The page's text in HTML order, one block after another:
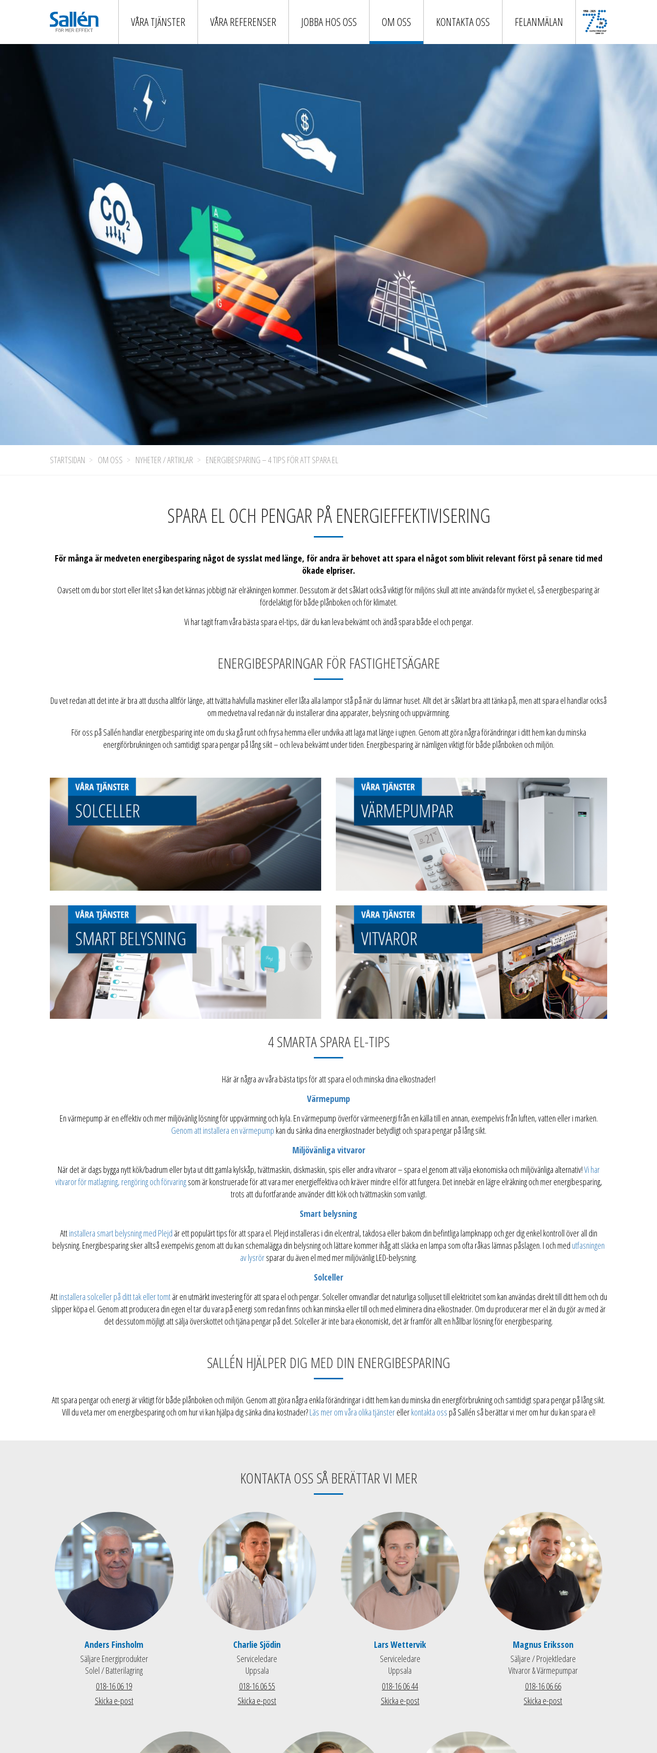
VÅRA TJÄNSTER VÅRA REFERENSER JOBBA HOS OSS OM OSS KONTAKTA OSS FELANMÄLAN
STARTSIDAN OM OSS NYHETER / ARTIKLAR ENERGIBESPARING – 4 TIPS FÖR ATT SPARA EL
SPARA EL OCH PENGAR PÅ ENERGIEFFEKTIVISERING
För många är medveten energibesparing något de sysslat med länge, för andra är behovet att spara el något som blivit relevant först på senare tid med
ökade elpriser.
Oavsett om du bor stort eller litet så kan det kännas jobbigt när elräkningen kommer. Dessutom är det såklart också viktigt för miljöns skull att inte använda för mycket el, så energibesparing är
fördelaktigt för både plånboken och för klimatet.
Vi har tagit fram våra bästa spara el-tips, där du kan leva bekvämt och ändå spara både el och pengar.
ENERGIBESPARINGAR FÖR FASTIGHETSÄGARE
Du vet redan att det inte är bra att duscha alltför länge, att tvätta halvfulla maskiner eller låta alla lampor stå på när du lämnar huset. Allt det är såklart bra att tänka på, men att spara el handlar också
om medvetna val redan när du installerar dina apparater, belysning och uppvärmning.
För oss på Sallén handlar energibesparing inte om du ska gå runt och frysa hemma eller undvika att laga mat länge i ugnen. Genom att göra några förändringar i ditt hem kan du minska
energiförbrukningen och samtidigt spara pengar på lång sikt – och leva bekvämt under tiden. Energibesparing är nämligen viktigt för både plånboken och miljön.
4 SMARTA SPARA EL-TIPS
Här är några av våra bästa tips för att spara el och minska dina elkostnader!
Värmepump
En värmepump är en effektiv och mer miljövänlig lösning för uppvärmning och kyla. En värmepump överför värmeenergi från en källa till en annan, exempelvis från luften, vatten eller i marken.
Genom att installera en värmepump kan du sänka dina energikostnader betydligt och spara pengar på lång sikt.
Miljövänliga vitvaror
När det är dags bygga nytt kök/badrum eller byta ut ditt gamla kylskåp, tvättmaskin, diskmaskin, spis eller andra vitvaror – spara el genom att välja ekonomiska och miljövänliga alternativ!Vi har
vitvaror för matlagning, rengöring och förvaringsom är konstruerade för att vara mer energieffektiva och kräver mindre el för att fungera. Det innebär en lägre elräkning och mer energibesparing,
trots att du fortfarande använder ditt kök och tvättmaskin som vanligt.
Smart belysning
Attinstallera smart belysning med Plejd är ett populärt tips för att spara el. Plejd installeras i din elcentral, takdosa eller bakom din befintliga lampknapp och ger dig enkel kontroll över all din
belysning. Energibesparing sker alltså exempelvis genom att du kan schemalägga din belysning och lättare kommer ihåg att släcka en lampa som ofta råkas lämnas påslagen. I och med utfasningen
av lysrörsparar du även el med mer miljövänlig LED-belysning.
Solceller
Attinstallera solceller på ditt tak eller tomtär en utmärkt investering för att spara el och pengar. Solceller omvandlar det naturliga solljuset till elektricitet som kan användas direkt till ditt hem och du
slipper köpa el. Genom att producera din egen el tar du vara på energi som redan finns och kan minska eller till och med eliminera dina elkostnader. Om du producerar mer el än du gör av med är
det dessutom möjligt att sälja överskottet och tjäna pengar på det. Solceller är inte bara ekonomiskt, det är framför allt en hållbar lösning för energibesparing.
SALLÉN HJÄLPER DIG MED DIN ENERGIBESPARING
Att spara pengar och energi är viktigt för både plånboken och miljön. Genom att göra några enkla förändringar i ditt hem kan du minska din energiförbrukning och samtidigt spara pengar på lång sikt.
Vill du veta mer om energibesparing och om hur vi kan hjälpa dig sänka dina kostnader?Läs mer om våra olika tjänsterellerkontakta oss på Sallén så berättar vi mer om hur du kan spara el!
KONTAKTA OSS SÅ BERÄTTAR VI MER
Anders Finsholm
Säljare Energiprodukter
Solel / Batterilagring
018-16 06 19
Skicka e-post
Charlie Sjödin
Serviceledare
Uppsala
018-16 06 55
Skicka e-post
Lars Wettervik
Serviceledare
Uppsala
018-16 06 44
Skicka e-post
Magnus Eriksson
Säljare / Projektledare
Vitvaror & Värmepumpar
018-16 06 66
Skicka e-post